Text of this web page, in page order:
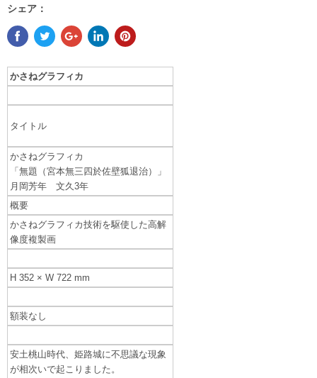
シェア：
かさねグラフィカ
タイトル
かさねグラフィカ
「無題（宮本無三四於佐壁狐退治）」
月岡芳年 文久3年
概要
かさねグラフィカ技術を駆使した高解
像度複製画
H 352 × W 722 mm
額装なし
安土桃山時代、姫路城に不思議な現象
が相次いで起こりました。